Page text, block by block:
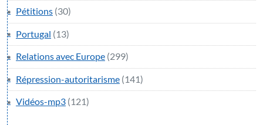
Pétitions (30)
Portugal (13)
Relations avec Europe (299)
Répression-autoritarisme (141)
Vidéos-mp3 (121)